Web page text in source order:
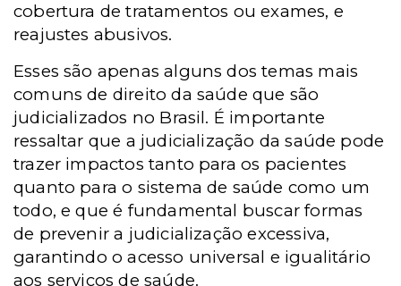
cobertura de tratamentos ou exames, e
reajustes abusivos.
Esses são apenas alguns dos temas mais
comuns de direito da saúde que são
judicializados no Brasil. É importante
ressaltar que a judicialização da saúde pode
trazer impactos tanto para os pacientes
quanto para o sistema de saúde como um
todo, e que é fundamental buscar formas
de prevenir a judicialização excessiva,
garantindo o acesso universal e igualitário
aos serviços de saúde.